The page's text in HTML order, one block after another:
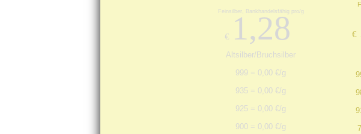
€
1,28
Feinsilber, Bankhandelsfähig pro/g
Altsilber/Bruchsilber
999 = 0,00 €/g
935 = 0,00 €/g
925 = 0,00 €/g
900 = 0,00 €/g
€